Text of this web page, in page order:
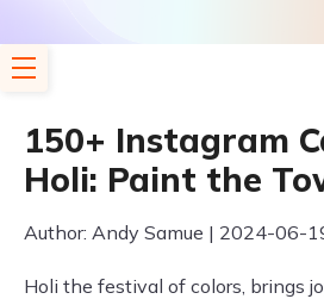
150+ Instagram
Holi: Paint the
Author: Andy Samue | 2024-06-
Holi the festival of colors, brings